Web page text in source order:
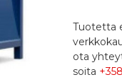
Tuotetta
ota
soita